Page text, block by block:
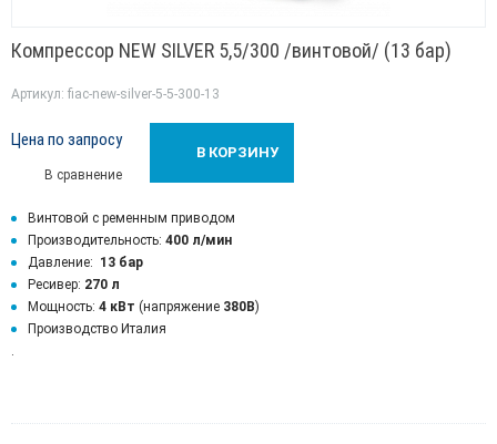
Компрессор NEW SILVER 5,5/300 /винтовой/ (13 бар)
Артикул: fiac-new-silver-5-5-300-13
Винтовой с ременным приводом
Производительность: 400 л/мин
Давление: 13 бар
Ресивер: 270 л
Мощность: 4 кВт (напряжение 380В)
Производство Италия
Цена по запросу
В сравнение
В КОРЗИНУ